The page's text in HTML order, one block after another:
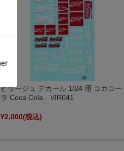
ビラージュ デカール 1/24 用 コカコー
ラ Coca Cola VIR041
¥2,000(税込)